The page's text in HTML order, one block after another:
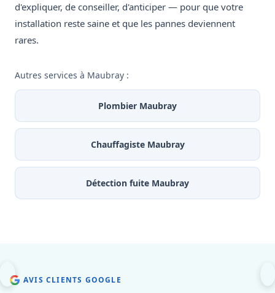
d'expliquer, de conseiller, d'anticiper — pour que votre
installation reste saine et que les pannes deviennent
rares.
Autres services à Maubray :
Plombier Maubray
Chauffagiste Maubray
Détection fuite Maubray
AVIS CLIENTS GOOGLE